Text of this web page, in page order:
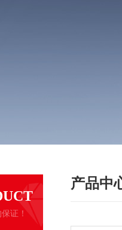
证！
产品中